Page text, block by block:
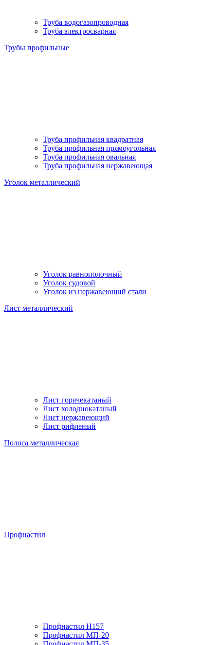
Труба водогазопроводная
Труба электросварная
Трубы профильные
Труба профильная квадратная
Труба профильная прямоугольная
Труба профильная овальная
Труба профильная нержавеющая
Уголок металлический
Уголок равнополочный
Уголок судовой
Уголок из нержавеющий стали
Лист металлический
Лист горячекатаный
Лист холоднокатаный
Лист нержавеющий
Лист рифленый
Полоса металлическая
Профнастил
Профнастил H157
Профнастил МП-20